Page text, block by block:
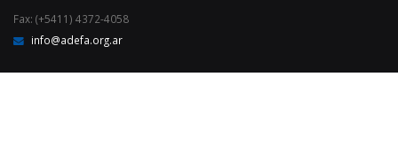
Fax: (+5411) 4372-4058
info@adefa.org.ar